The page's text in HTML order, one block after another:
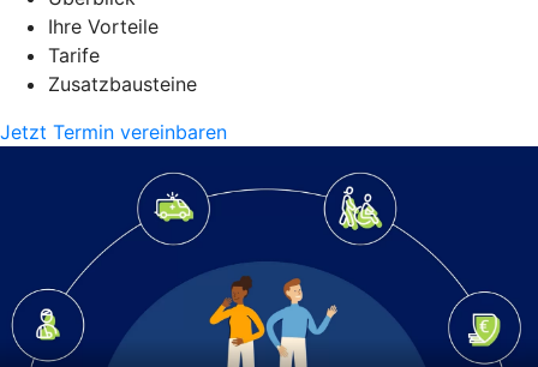
Ihre Vorteile
Tarife
Zusatzbausteine
Jetzt Termin vereinbaren